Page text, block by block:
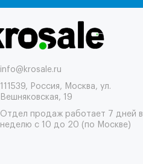
info@krosale.ru
111539, Россия, Москва, ул.
Вешняковская, 19
Отдел продаж работает 7 дней в
неделю с 10 до 20 (по Москве)